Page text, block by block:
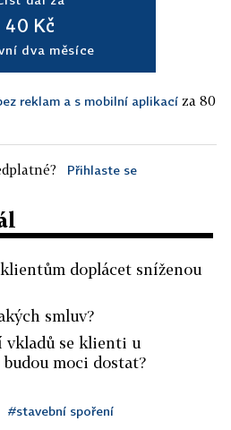
40 Kč
dva měsíce
reklam a s mobilní aplikací za 80
Přihlaste se
doplácet sníženou
smluv?
vkladů se klienti u
moci dostat?
#stavební spoření